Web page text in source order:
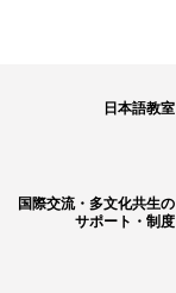
日本語教室
国際交流・多文化共生の
サポート・制度